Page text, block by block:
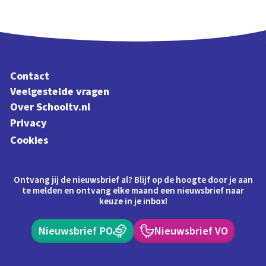
Contact
Veelgestelde vragen
Over Schooltv.nl
Privacy
Cookies
Ontvang jij de nieuwsbrief al? Blijf op de hoogte door je aan
te melden en ontvang elke maand een nieuwsbrief naar
keuze in je inbox!
Nieuwsbrief PO Nieuwsbrief VO